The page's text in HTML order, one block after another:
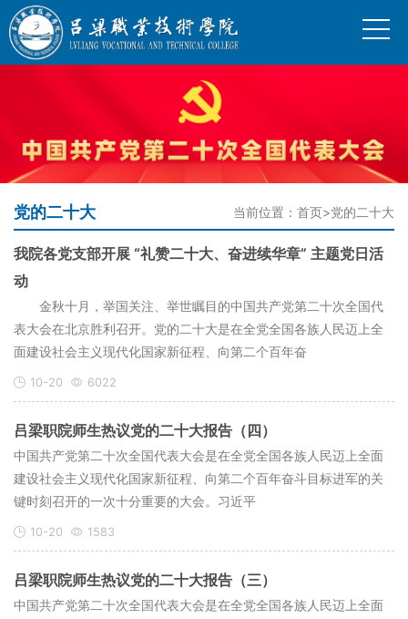
党的二十大 当前位置： 首页>党的二十大
我院各党支部开展 “礼赞二十大、奋进续华章” 主题党日活
动
金秋十月，举国关注、举世瞩目的中国共产党第二十次全国代
表大会在北京胜利召开。党的二十大是在全党全国各族人民迈上全
面建设社会主义现代化国家新征程、向第二个百年奋
10-20 6022
吕梁职院师生热议党的二十大报告（四）
中国共产党第二十次全国代表大会是在全党全国各族人民迈上全面
建设社会主义现代化国家新征程、向第二个百年奋斗目标进军的关
键时刻召开的一次十分重要的大会。习近平
10-20 1583
吕梁职院师生热议党的二十大报告（三）
中国共产党第二十次全国代表大会是在全党全国各族人民迈上全面